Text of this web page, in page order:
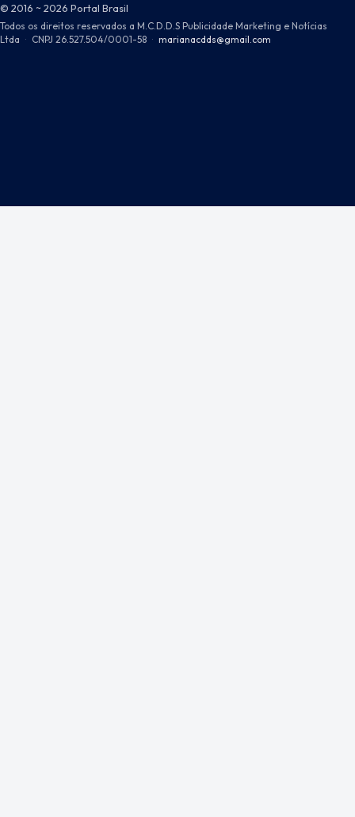
© 2016 ~ 2026 Portal Brasil
Todos os direitos reservados a M.C.D.D.S Publicidade Marketing e Notícias
Ltda · CNPJ 26.527.504/0001-58 · marianacdds@gmail.com